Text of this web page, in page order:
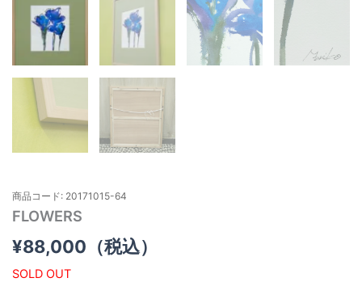
商品コード: 20171015-64
FLOWERS
¥88,000 （税込）
SOLD OUT